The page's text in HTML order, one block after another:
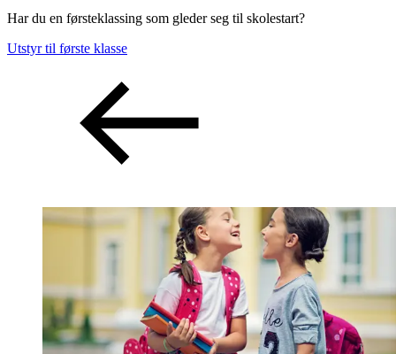
Har du en førsteklassing som gleder seg til skolestart?
Utstyr til første klasse